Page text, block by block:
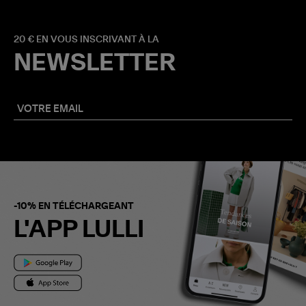
20 € EN VOUS INSCRIVANT À LA
NEWSLETTER
-10% EN TÉLÉCHARGEANT
L'APP LULLI